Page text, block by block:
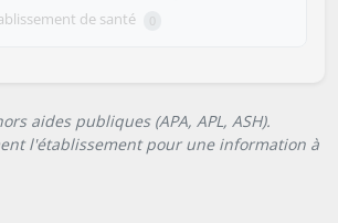
de santé 0
aides publiques (APA, APL, ASH).
l'établissement pour une information à